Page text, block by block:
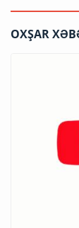
OXŞAR